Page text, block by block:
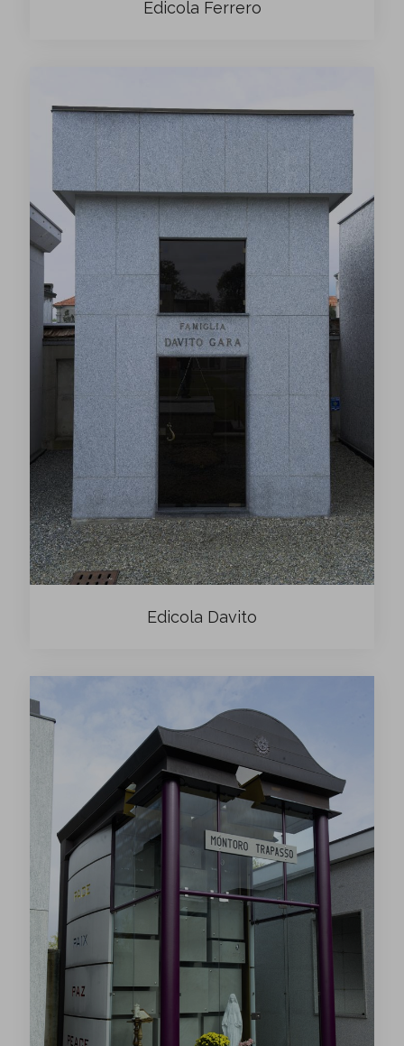
Edicola Ferrero
Edicola Davito